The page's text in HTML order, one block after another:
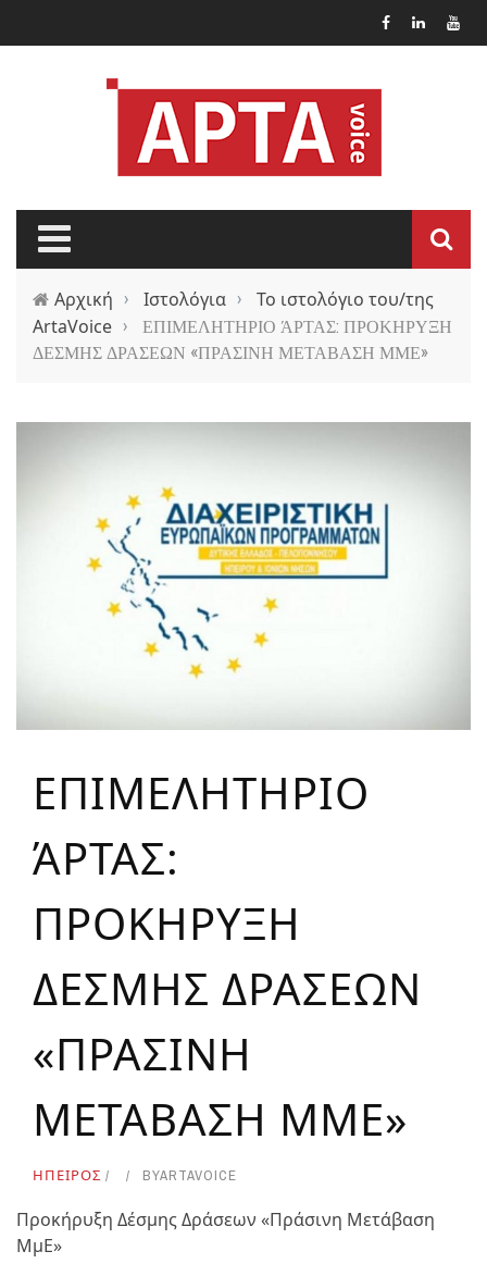
Αρχική › Ιστολόγια ›
Το ιστολόγιο του/της
ArtaVoice ›
ΕΠΙΜΕΛΗΤΗΡΙΟ ΆΡΤΑΣ: ΠΡΟΚΗΡΥΞΗ
ΔΕΣΜΗΣ ΔΡΑΣΕΩΝ «ΠΡΑΣΙΝΗ ΜΕΤΑΒΑΣΗ ΜΜΕ»
ΕΠΙΜΕΛΗΤΗΡΙΟ
ΆΡΤΑΣ:
ΠΡΟΚΗΡΥΞΗ
ΔΕΣΜΗΣ ΔΡΑΣΕΩΝ
«ΠΡΑΣΙΝΗ
ΜΕΤΑΒΑΣΗ ΜΜΕ»
ΗΠΕΙΡΟΣ BYARTAVOICE
Προκήρυξη Δέσμης Δράσεων «Πράσινη Μετάβαση
ΜμΕ»